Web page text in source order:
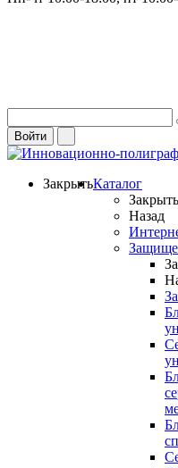
Войти
ЗакрытьКаталог
Закрыть
Назад